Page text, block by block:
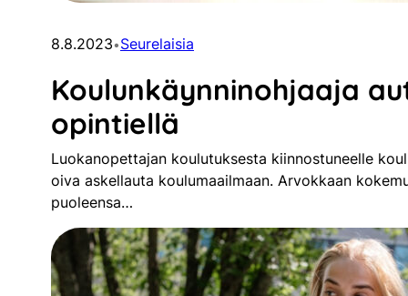
8.8.2023•Seurelaisia
Koulunkäynninohjaaja
opintiellä
Luokanopettajan koulutuksesta kiinnostuneelle
oiva askellauta koulumaailmaan. Arvokkaan
puoleensa…